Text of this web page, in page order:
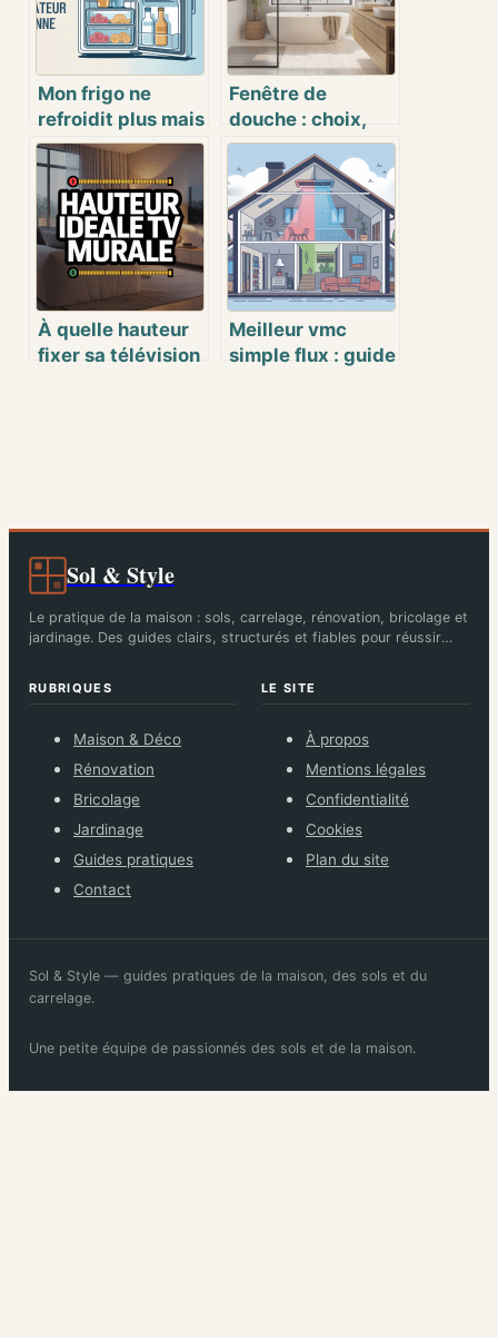
Mon frigo ne
refroidit plus mais
congélateur
fonctionne : que
faire
concrètement ?
Fenêtre de
douche : choix,
pose et conseils
pratiques pour
une salle de bain
lumineuse
À quelle hauteur
fixer sa télévision
Meilleur vmc
simple flux : guide
Sol & Style
Le pratique de la maison : sols, carrelage, rénovation, bricolage et
jardinage. Des guides clairs, structurés et fiables pour réussir
RUBRIQUES
Maison & Déco
Rénovation
Bricolage
Jardinage
Guides pratiques
Contact
LE SITE
À propos
Mentions légales
Confidentialité
Cookies
Plan du site
Sol & Style — guides pratiques de la maison, des sols et du
carrelage.
Une petite équipe de passionnés des sols et de la maison.